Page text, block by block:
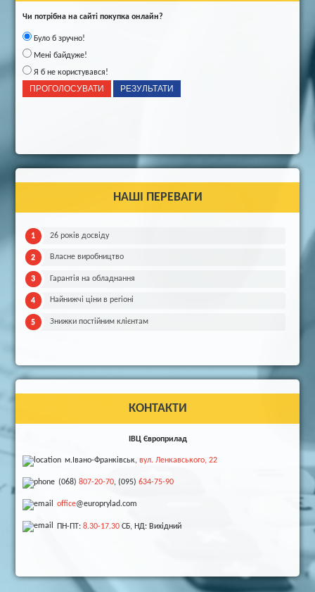
Чи потрібна на сайті покупка онлайн?
Було б зручно!
Мені байдуже!
Я б не користувався!
НАШІ ПЕРЕВАГИ
26 років досвіду
Власне виробництво
Гарантія на обладнання
Найнижчі ціни в регіоні
Знижки постійним клієнтам
КОНТАКТИ
ІВЦ Європрилад
м.Івано-Франківськ,вул. Ленкавського, 22
(068)807-20-70, (095)634-75-90
office@europrylad.com
ПН-ПТ:8.30-17.30 СБ, НД: Вихідний